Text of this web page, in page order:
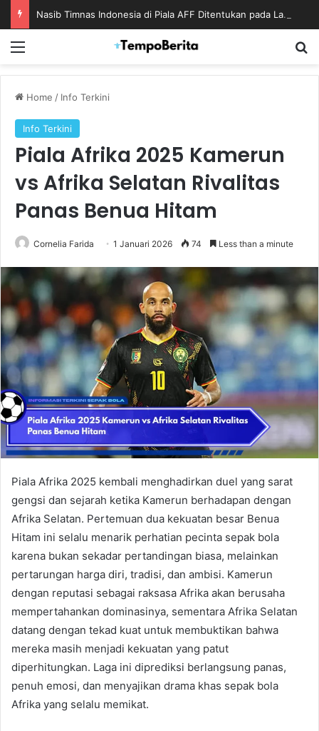
Nasib Timnas Indonesia di Piala AFF Ditentukan pada Laga Terakhir Grup
Home / Info Terkini
Info Terkini
Piala Afrika 2025 Kamerun
vs Afrika Selatan Rivalitas
Panas Benua Hitam
Cornelia Farida 1 Januari 2026 74 Less than a minute
Piala Afrika 2025 kembali menghadirkan duel yang sarat
gengsi dan sejarah ketika Kamerun berhadapan dengan
Afrika Selatan. Pertemuan dua kekuatan besar Benua
Hitam ini selalu menarik perhatian pecinta sepak bola
karena bukan sekadar pertandingan biasa, melainkan
pertarungan harga diri, tradisi, dan ambisi. Kamerun
dengan reputasi sebagai raksasa Afrika akan berusaha
mempertahankan dominasinya, sementara Afrika Selatan
datang dengan tekad kuat untuk membuktikan bahwa
mereka masih menjadi kekuatan yang patut
diperhitungkan. Laga ini diprediksi berlangsung panas,
penuh emosi, dan menyajikan drama khas sepak bola
Afrika yang selalu memikat.